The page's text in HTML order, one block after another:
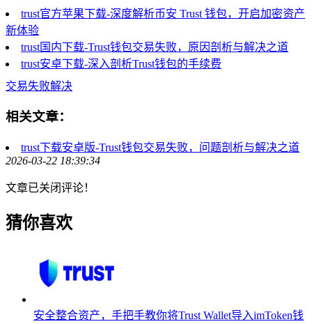
trust官方苹果下载-深度解析币安 Trust 钱包，开启加密资产
新体验
trust国内下载-Trust钱包交易失败，原因剖析与解决之道
trust安卓下载-深入剖析Trust钱包的手续费
交易失败解决
相关文章：
trust下载安卓版-Trust钱包交易失败，问题剖析与解决之道
2026-03-22 18:39:34
文章已关闭评论！
猜你喜欢
安全整合资产，手把手教你将Trust Wallet导入imToken钱